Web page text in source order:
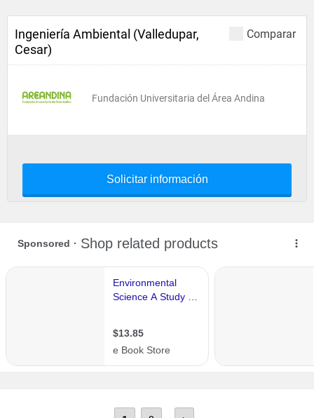
Comparar
Ingeniería Ambiental (Valledupar,
Cesar)
Fundación Universitaria del Área Andina
Solicitar información